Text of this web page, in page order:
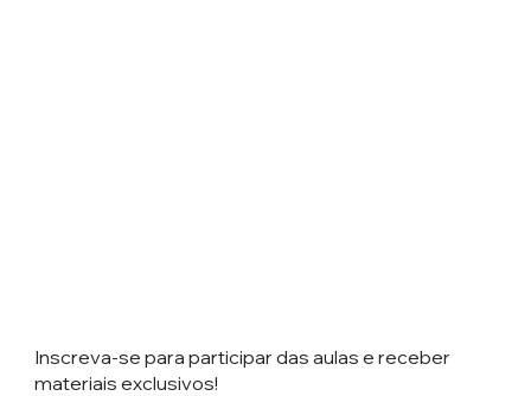
Inscreva-se para participar das aulas e receber
materiais exclusivos!